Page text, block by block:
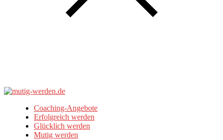
Coaching-Angebote
Erfolgreich werden
Glücklich werden
Mutig werden